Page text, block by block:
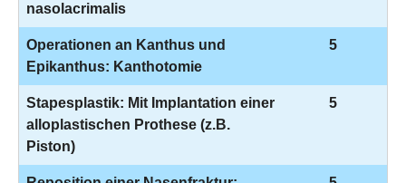
nasolacrimalis
Operationen an Kanthus und
Epikanthus: Kanthotomie
5
Stapesplastik: Mit Implantation einer
alloplastischen Prothese (z.B.
Piston)
5